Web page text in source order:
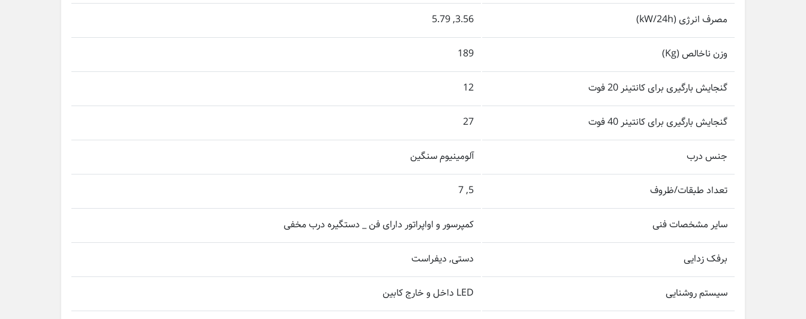
مصرف انرژی (kW/24h) 3.56, 5.79
وزن ناخالص (Kg) 189
گنجایش بارگیری برای کانتینر 20 فوت 12
گنجایش بارگیری برای کانتینر 40 فوت 27
جنس درب آلومینیوم سنگین
تعداد طبقات/ظروف 5, 7
سایر مشخصات فنی کمپرسور و اواپراتور دارای فن _ دستگیره درب مخفی
برفک زدایی دستی, دیفراست
سیستم روشنایی LED داخل و خارج کابین